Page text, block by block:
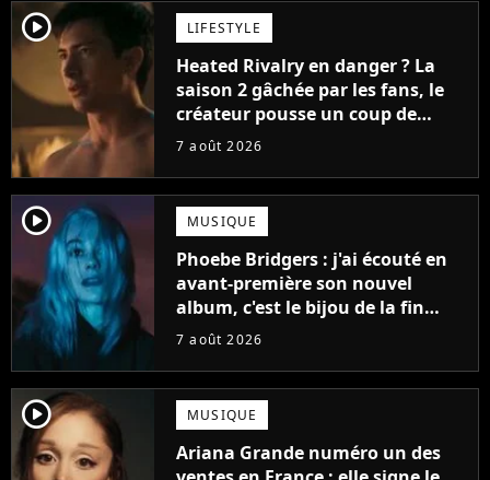
player2 LIFESTYLE
Heated Rivalry en danger ? La
saison 2 gâchée par les fans, le
créateur pousse un coup de
gueule
7 août 2026
player2 MUSIQUE
Phoebe Bridgers : j'ai écouté en
avant-première son nouvel
album, c'est le bijou de la fin
d'été
7 août 2026
player2 MUSIQUE
Ariana Grande numéro un des